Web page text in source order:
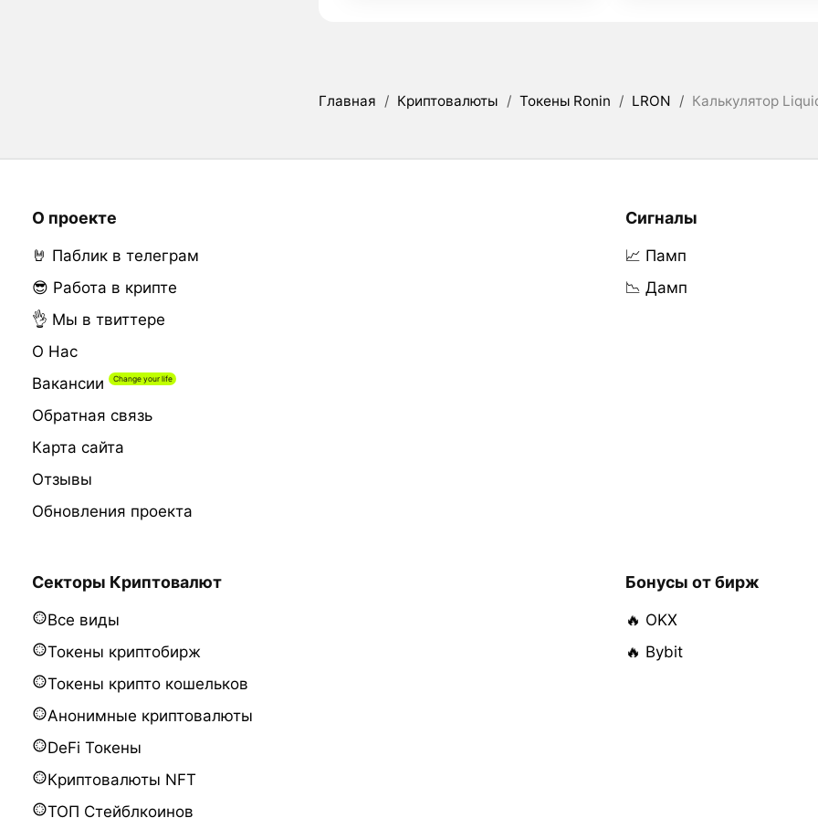
Главная / Криптовалюты / Токены Ronin / LRON / Калькулятор
О проекте
🤘 Паблик в телеграм
😎 Работа в крипте
👌 Мы в твиттере
О Нас
Вакансии
Обратная связь
Карта сайта
Отзывы
Обновления проекта
Сигналы
📈 Памп
📉 Дамп
Секторы Криптовалют
Все виды
Токены криптобирж
Токены крипто кошельков
Анонимные криптовалюты
DeFi Токены
Криптовалюты NFT
ТОП Стейблкоинов
Бонусы от бирж
🔥 OKX
🔥 Bybit